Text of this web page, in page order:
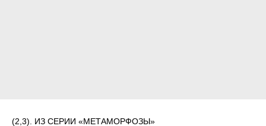
(2,3). ИЗ СЕРИИ «МЕТАМОРФОЗЫ»